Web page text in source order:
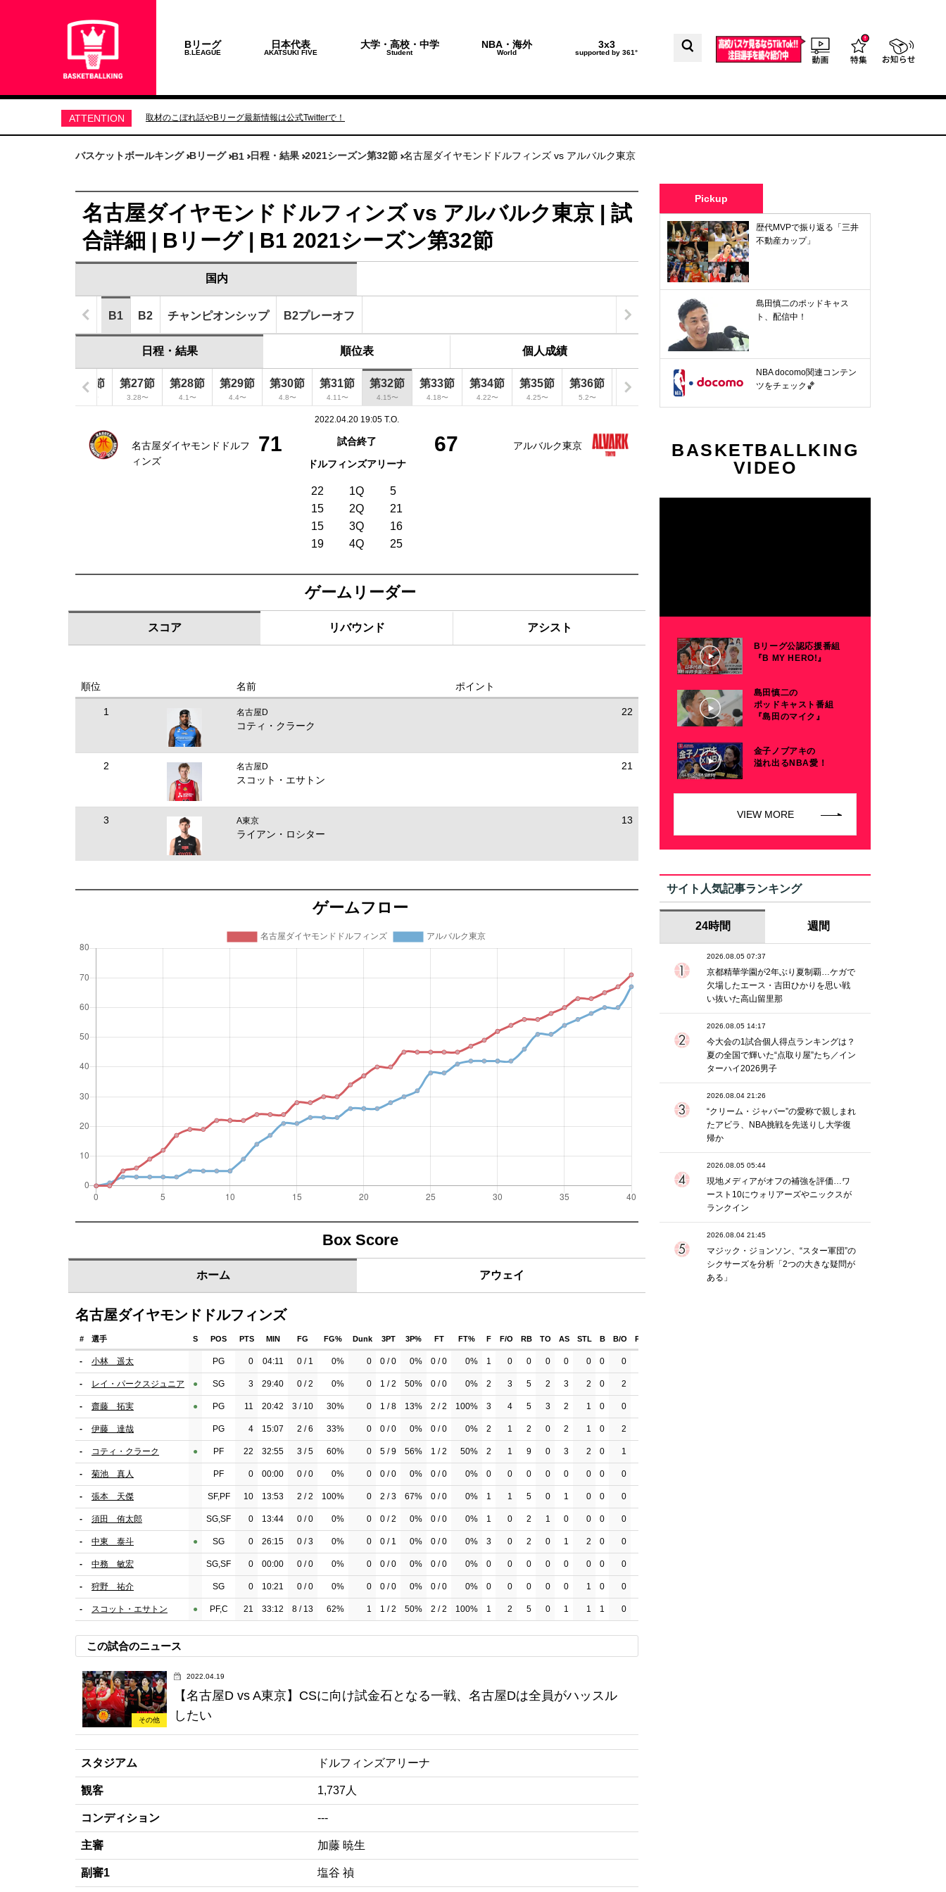
Bリーグ
B.LEAGUE
日本代表
AKATSUKI FIVE
大学・高校・中学
Student
NBA・海外
World
3x3
supported by 361°
ATTENTION 取材のこぼれ話やBリーグ最新情報は公式Twitterで！
バスケットボールキング Bリーグ B1 日程・結果 2021シーズン第32節 名古屋ダイヤモンドドルフィンズ vs アルバルク東京
名古屋ダイヤモンドドルフィンズ vs アルバルク東京 | 試
合詳細 | Bリーグ | B1 2021シーズン第32節
国内
B1 B2 チャンピオンシップ B2プレーオフ
日程・結果 順位表 個人成績
第26節 第27節
3.28〜
第28節
4.1〜
第29節
4.4〜
第30節
4.8〜
第31節
4.11〜
第32節
4.15〜
第33節
4.18〜
第34節
4.22〜
第35節
4.25〜
第36節
5.2〜
名古屋ダイヤモンドドルフ
ィンズ
71
2022.04.20 19:05 T.O.
試合終了
ドルフィンズアリーナ
22 1Q
5
15
2Q
21
15
3Q
16
19
4Q 25
67 アルバルク東京
ゲームリーダー
スコア リバウンド アシスト
順位 名前 ポイント
1 名古屋D
コティ・クラーク
22
2 名古屋D
スコット・エサトン
21
3 A東京
ライアン・ロシター
13
ゲームフロー
Box Score
ホーム アウェイ
名古屋ダイヤモンドドルフィンズ
# 選手 S POS PTS MIN FG FG% Dunk 3PT 3P% FT FT% F F/O RB TO AS STL B B/O PTFB
- 小林 遥太 PG 0 04:11 0 / 1 0% 0 0 / 0 0% 0 / 0 0% 1 0 0 0 0 0 0 0
- レイ・パークスジュニア ●︎ SG 3 29:40 0 / 2 0% 0 1 / 2 50% 0 / 0 0% 2 3 5 2 3 2 0 2
- 齋藤 拓実 ●︎ PG 11 20:42 3 / 10 30% 0 1 / 8 13% 2 / 2 100% 3 4 5 3 2 1 0 0
- 伊藤 達哉 PG 4 15:07 2 / 6 33% 0 0 / 0 0% 0 / 0 0% 2 1 2 0 2 1 0 2
- コティ・クラーク ●︎ PF 22 32:55 3 / 5 60% 0 5 / 9 56% 1 / 2 50% 2 1 9 0 3 2 0 1
- 菊池 真人 PF 0 00:00 0 / 0 0% 0 0 / 0 0% 0 / 0 0% 0 0 0 0 0 0 0 0
- 張本 天傑 SF,PF 10 13:53 2 / 2 100% 0 2 / 3 67% 0 / 0 0% 1 1 5 0 1 0 0 0
- 須田 侑太郎 SG,SF 0 13:44 0 / 0 0% 0 0 / 2 0% 0 / 0 0% 1 0 2 1 0 0 0 0
- 中東 泰斗 ●︎ SG 0 26:15 0 / 3 0% 0 0 / 1 0% 0 / 0 0% 3 0 2 0 1 2 0 0
- 中務 敏宏 SG,SF 0 00:00 0 / 0 0% 0 0 / 0 0% 0 / 0 0% 0 0 0 0 0 0 0 0
- 狩野 祐介 SG 0 10:21 0 / 0 0% 0 0 / 0 0% 0 / 0 0% 0 0 0 0 0 1 0 0
- スコット・エサトン ●︎ PF,C 21 33:12 8 / 13 62% 1 1 / 2 50% 2 / 2 100% 1 2 5 0 1 1 1 0
この試合のニュース
その他
2022.04.19
【名古屋D vs A東京】CSに向け試金石となる一戦、名古屋Dは全員がハッスル
したい
スタジアム ドルフィンズアリーナ
観客 1,737人
コンディション ---
主審 加藤 暁生
副審1 塩谷 禎
Pickup
歴代MVPで振り返る「三井
不動産カップ」
島田慎二のポッドキャス
ト、配信中！
NBA docomo関連コンテン
ツをチェック🏀
BASKETBALLKING
VIDEO
Bリーグ公認応援番組
『B MY HERO!』
島田慎二の
ポッドキャスト番組
『島田のマイク』
金子ノブアキの
溢れ出るNBA愛！
VIEW MORE
サイト人気記事ランキング
24時間 週間
2026.08.05 07:37
京都精華学園が2年ぶり夏制覇…ケガで
欠場したエース・吉田ひかりを思い戦
い抜いた高山留里那
2026.08.05 14:17
今大会の1試合個人得点ランキングは？
夏の全国で輝いた“点取り屋”たち／イン
ターハイ2026男子
2026.08.04 21:26
“クリーム・ジャバー”の愛称で親しまれ
たアビラ、NBA挑戦を先送りし大学復
帰か
2026.08.05 05:44
現地メディアがオフの補強を評価…ワ
ースト10にウォリアーズやニックスが
ランクイン
2026.08.04 21:45
マジック・ジョンソン、“スター軍団”の
シクサーズを分析「2つの大きな疑問が
ある」